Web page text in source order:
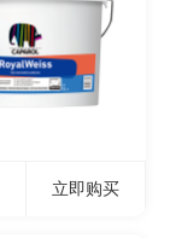
立即购买